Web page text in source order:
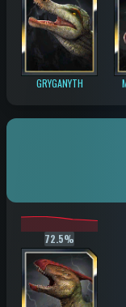
GRYGANYTH
72.5%